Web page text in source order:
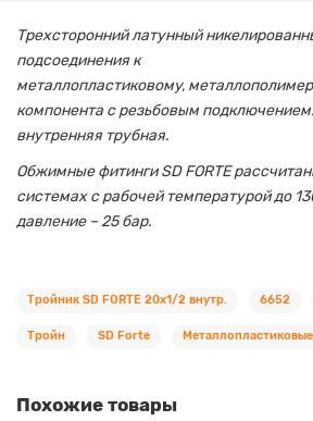
Трехсторонний латунный
подсоединения к
металлопластиковому,
компонента с резьбовым
внутренняя трубная.
Обжимные фитинги SD FORTE
системах с рабочей температурой до
давление – 25 бар.
Тройник SD FORTE 20х1/2 внутр. 6652
Тройн SD Forte
Похожие товары